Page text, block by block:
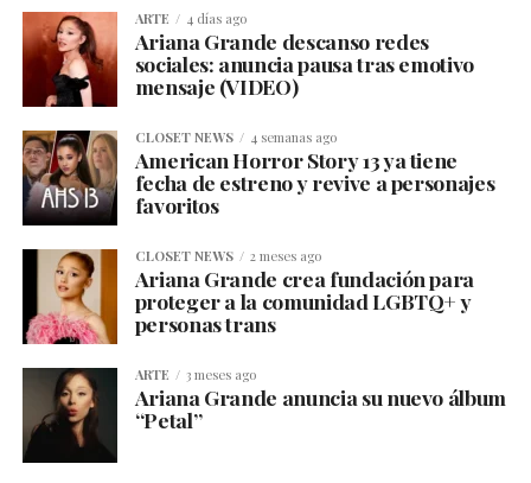
ARTE 4 días ago
Ariana Grande descanso redes
sociales: anuncia pausa tras emotivo
mensaje (VIDEO)
CLOSET NEWS 4 semanas ago
American Horror Story 13 ya tiene
fecha de estreno y revive a personajes
favoritos
CLOSET NEWS 2 meses ago
Ariana Grande crea fundación para
proteger a la comunidad LGBTQ+ y
personas trans
ARTE 3 meses ago
Ariana Grande anuncia su nuevo álbum
“Petal”